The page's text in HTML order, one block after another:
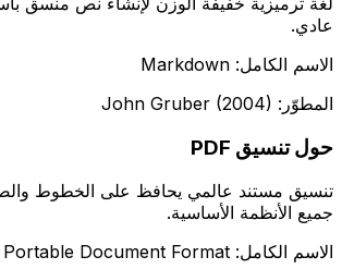
عادي.
الاسم الكامل: Markdown
المطوّر: John Gruber (2004)
حول تنسيق PDF
تنسيق مستند عالمي يحافظ على الخطوط
جميع الأنظمة الأساسية.
الاسم الكامل: Portable Document Format